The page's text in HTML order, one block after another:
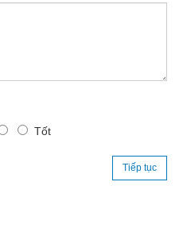
Tốt
Tiếp tục